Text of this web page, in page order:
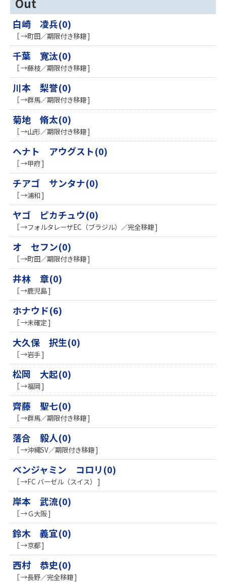
Out
白崎 凌兵(0)
［ →町田／期限付き移籍 ]
千葉 寛汰(0)
［ →藤枝／期限付き移籍 ]
川本 梨誉(0)
［ →群馬／期限付き移籍 ]
菊地 脩太(0)
［ →山形／期限付き移籍 ]
ヘナト アウグスト(0)
［ →甲府 ]
チアゴ サンタナ(0)
［ →浦和 ]
ヤゴ ピカチュウ(0)
［ →フォルタレーザEC（ブラジル）／完全移籍 ]
オ セフン(0)
［ →町田／期限付き移籍 ]
井林 章(0)
［ →鹿児島 ]
ホナウド(6)
［ →未確定 ]
大久保 択生(0)
［ →岩手 ]
松岡 大起(0)
［ →福岡 ]
齊藤 聖七(0)
［ →群馬／期限付き移籍 ]
落合 毅人(0)
［ →沖縄SV／期限付き移籍 ]
ベンジャミン コロリ(0)
［ →FC バーゼル（スイス） ]
岸本 武流(0)
［ →Ｇ大阪 ]
鈴木 義宜(0)
［ →京都 ]
西村 恭史(0)
［ →長野／完全移籍 ]